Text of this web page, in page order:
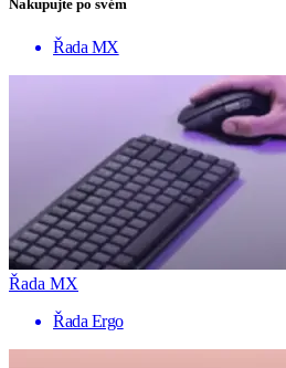
Nakupujte po svém
Řada MX
Řada MX
Řada Ergo